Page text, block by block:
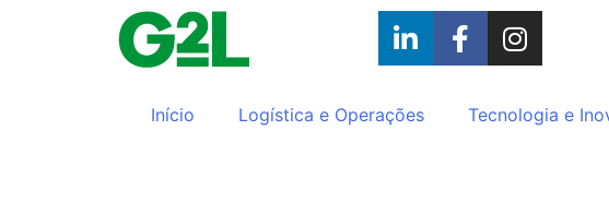
Início Logística e Operações Tecnologia e